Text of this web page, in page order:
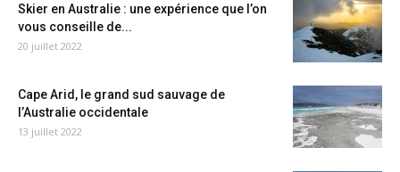
Skier en Australie : une expérience que l’on
vous conseille de...
20 juillet 2022
Cape Arid, le grand sud sauvage de
l’Australie occidentale
13 juillet 2022